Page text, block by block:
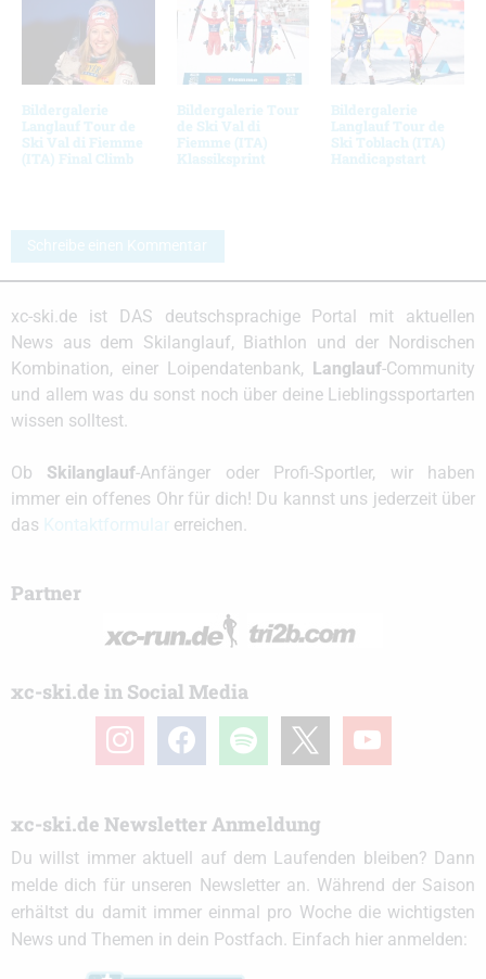
Bildergalerie
Langlauf Tour de
Ski Val di Fiemme
(ITA) Final Climb
Bildergalerie Tour
de Ski Val di
Fiemme (ITA)
Klassiksprint
Bildergalerie
Langlauf Tour de
Ski Toblach (ITA)
Handicapstart
Schreibe einen Kommentar
xc-ski.de ist DAS deutschsprachige Portal mit aktuellen
News aus dem Skilanglauf, Biathlon und der Nordischen
Kombination, einer Loipendatenbank, Langlauf-Community
und allem was du sonst noch über deine Lieblingssportarten
wissen solltest.
Ob Skilanglauf-Anfänger oder Profi-Sportler, wir haben
immer ein offenes Ohr für dich! Du kannst uns jederzeit über
das
erreichen.
Partner
xc-ski.de in Social Media
instagramfacebook spotify youtube
xc-ski.de Newsletter Anmeldung
Du willst immer aktuell auf dem Laufenden bleiben? Dann
melde dich für unseren Newsletter an. Während der Saison
erhältst du damit immer einmal pro Woche die wichtigsten
News und Themen in dein Postfach. Einfach hier anmelden: